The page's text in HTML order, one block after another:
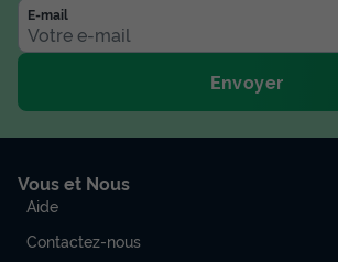
E-mail
Envoyer
Vous et Nous
Aide
Contactez-nous